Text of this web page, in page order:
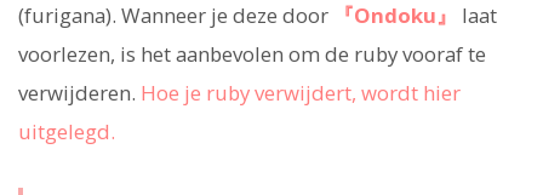
(furigana). Wanneer je deze door
『Ondoku』
laat
voorlezen, is het aanbevolen om de ruby vooraf te
verwijderen. Hoe je ruby verwijdert, wordt hier
uitgelegd.